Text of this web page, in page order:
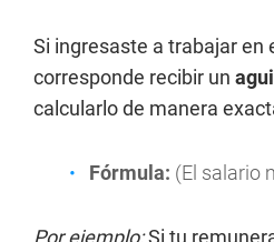
Si ingresaste a trabajar
corresponde recibir un
calcularlo de manera
Fórmula: (El salario
Por ejemplo:Si tu